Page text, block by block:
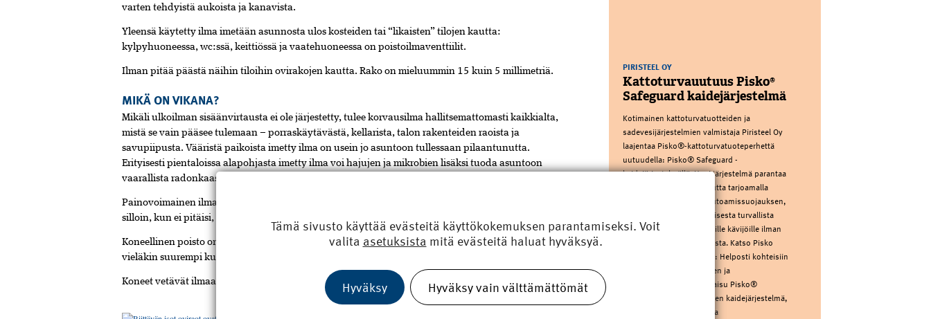
varten tehdyistä aukoista ja kanavista.
Yleensä käytetty ilma imetään asunnosta ulos kosteiden tai “likaisten” tilojen kautta:
kylpyhuoneessa, wc:ssä, keittiössä ja vaatehuoneessa on poistoilmaventtiilit.
Ilman pitää päästä näihin tiloihin ovirakojen kautta. Rako on mieluummin 15 kuin 5 millimetriä.
MIKÄ ON VIKANA?
Mikäli ulkoilman sisäänvirtausta ei ole järjestetty, tulee korvausilma hallitsemattomasti kaikkialta,
mistä se vain pääsee tulemaan – porraskäytävästä, kellarista, talon rakenteiden raoista ja
savupiipusta. Vääristä paikoista imetty ilma on usein jo asuntoon tullessaan pilaantunutta.
Erityisesti pientaloissa alapohjasta imetty ilma voi hajujen ja mikrobien lisäksi tuoda asuntoon
vaarallista radonkaasua.
Painovoimainen ilmanvaihto on perinteinen tapa. Siinä on vain se vika, että se toimii parhaiten
silloin, kun ei pitäisi, eli pakkasella.
Koneellinen poisto on toinen yleinen ilmanvaihtotyyppi. Siinä ongelma eli veto seinän raoista on
vielä­kin suurempi kuin painovoimaisessa ilmanvaihdossa.
Koneet vetävät ilmaa kaikista ulkoseinän ja lattian­ raois­ta.
PIRISTEEL OY
Kattoturvauutuus Pisko®
Safeguard kaidejärjestelmä
Kotimainen kattoturvatuotteiden ja
sadevesijärjestelmien valmistaja Piristeel Oy
laajentaa Pisko®-kattoturvatuoteperhettä
uutuudella: Pisko® Safeguard -
kaidejärjestelmällä. Uusi järjestelmä parantaa
kattojen käyttöturvallisuutta tarjoamalla
pysyvän ja passiivisen putoamissuojauksen,
joka tekee katolla liikkumisesta turvallista
kaikille – myös satunnaisille kävijöille ilman
putoamissuojauskoulutusta. Katso Pisko
Safeguardin esittelyvideo: Helposti kohteisiin
toteutettava, modulaarinen ja
asentajaystävällinen ratkaisu Pisko®
Safeguard on modulaarinen kaidejärjestelmä,
joka koostuu muutamasta
Tämä sivusto käyttää evästeitä käyttökokemuksen parantamiseksi. Voit
valita asetuksista mitä evästeitä haluat hyväksyä.
Hyväksy Hyväksy vain välttämättömät